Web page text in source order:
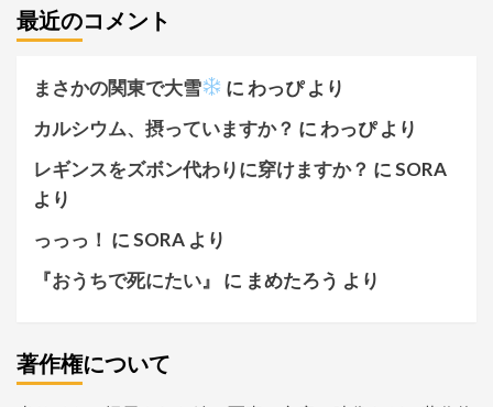
最近のコメント
まさかの関東で大雪 に わっぴより
カルシウム、摂っていますか？ に わっぴより
レギンスをズボン代わりに穿けますか？ にSORA
より
っっっ！ にSORA より
『おうちで死にたい』
に まめたろう より
著作権について